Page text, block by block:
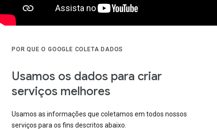
POR QUE O GOOGLE COLETA DADOS
Usamos os dados para criar
serviços melhores
Usamos as informações que coletamos em todos nossos
serviços para os fins descritos abaixo.